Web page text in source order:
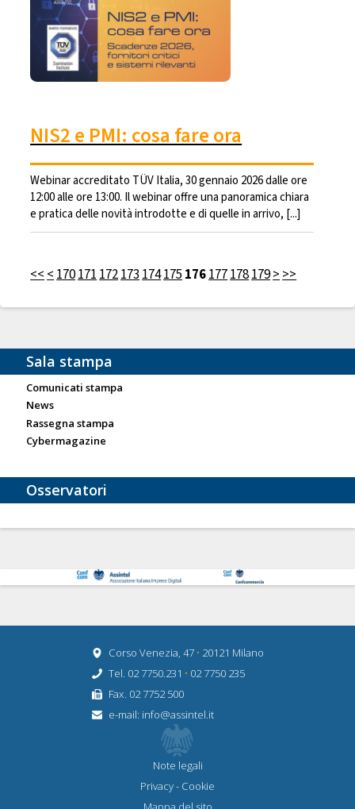
NIS2 e PMI: cosa fare ora
Webinar accreditato TÜV Italia, 30 gennaio 2026 dalle ore
12:00 alle ore 13:00. Il webinar offre una panoramica chiara
e pratica delle novità introdotte e di quelle in arrivo, [...]
<<<170171172173174175176177178179>>>
Sala stampa
Comunicati stampa
News
Rassegna stampa
Cybermagazine
Osservatori
Corso Venezia, 47 • 20121 Milano
Tel. 02 7750.231 • 02 7750 235
Fax. 02 7752 500
e-mail: info@assintel.it
Note legali
Privacy- Cookie